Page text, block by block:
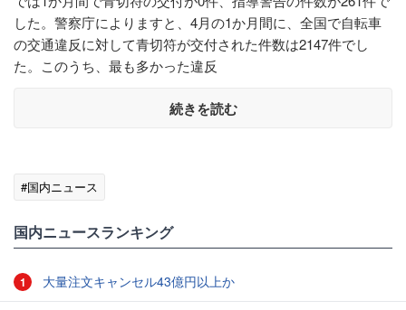
した。警察庁によりますと、4月の1か月間に、全国で自転車
の交通違反に対して青切符が交付された件数は2147件でし
た。このうち、最も多かった違反
続きを読む
#国内ニュース
国内ニュースランキング
1 大量注文キャンセル43億円以上か